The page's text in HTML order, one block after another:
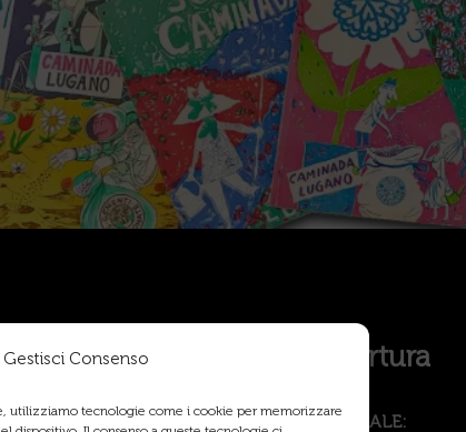
Gestisci Consenso
utilizziamo tecnologie come i cookie per memorizzare
Orari di Apertura
AREA PROFESSIONALE: